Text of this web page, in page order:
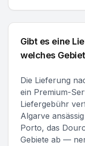
Gibt es eine
welches
Die Lieferung
ein Premium-
Liefergebühr
Algarve
Porto, das
Gebiete ab —